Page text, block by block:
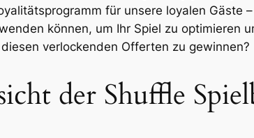
für unsere loyalen Gäste
können, um Ihr Spiel zu optimieren
verlockenden Offerten zu gewinnen?
der Shuffle